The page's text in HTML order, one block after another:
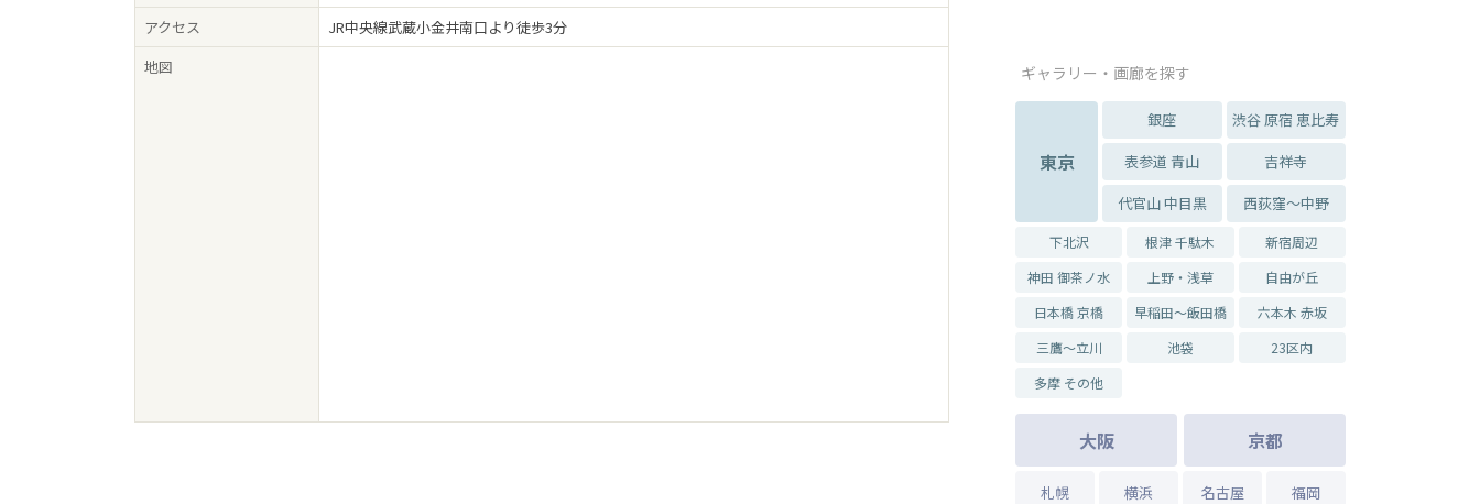
アクセス
JR中央線武蔵小金井南口より徒歩3分
地図
ギャラリー・画廊を探す
東京
銀座
渋谷 原宿 恵比寿
表参道 青山
吉祥寺
代官山 中目黒
西荻窪～中野
下北沢 根津 千駄木
新宿周辺
神田 御茶ノ水
上野・浅草
自由が丘
日本橋 京橋
早稲田～飯田橋
六本木 赤坂
三鷹～立川
池袋
23区内
多摩 その他
大阪 京都
札幌 横浜 名古屋 福岡